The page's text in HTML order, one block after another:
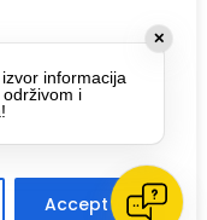
experience,
analyze our
to our use
Accept All
za
te se
✕
informacija
i